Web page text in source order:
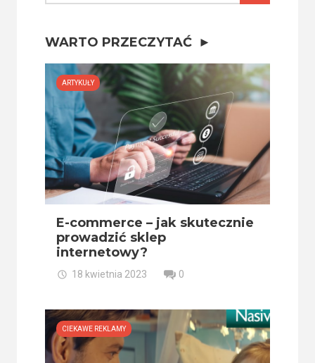
WARTO PRZECZYTAĆ
ARTYKUŁY
E-commerce – jak skutecznie
prowadzić sklep
internetowy?
18 kwietnia 2023 0
CIEKAWE REKLAMY